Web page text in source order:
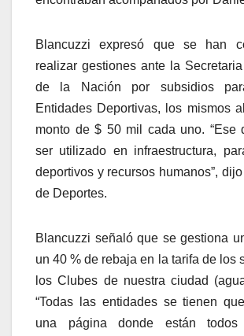
Blancuzzi expresó que se han
realizar gestiones ante la
de la Nación por subsidios
Entidades Deportivas, los mismos
monto de $ 50 mil cada uno. “Ese
ser utilizado en infraestructura,
deportivos y recursos humanos”,
de Deportes.
Blancuzzi señaló que se gestiona
un 40 % de rebaja en la tarifa de los
los Clubes de nuestra ciudad
“Todas las entidades se tienen
una página donde están